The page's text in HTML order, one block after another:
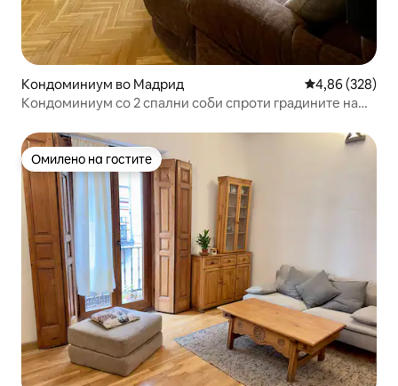
Кондоминиум во Мадрид Просечна
4,86 (328)
Кондоминиум со 2 спални соби спроти градините на
Омилено на гостите
Омилено на гостите